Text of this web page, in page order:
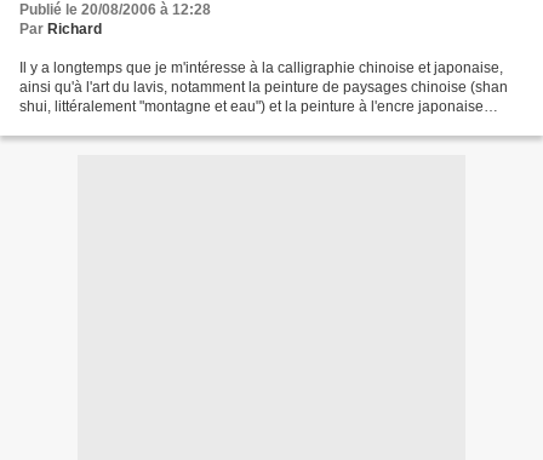
Publié le 20/08/2006 à 12:28
Par Richard
Il y a longtemps que je m'intéresse à la calligraphie chinoise et japonaise,
ainsi qu'à l'art du lavis, notamment la peinture de paysages chinoise (shan
shui, littéralement "montagne et eau") et la peinture à l'encre japonaise